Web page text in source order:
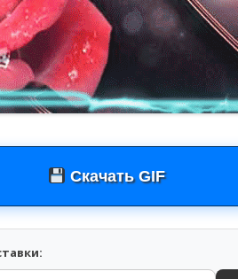
Скачать GIF